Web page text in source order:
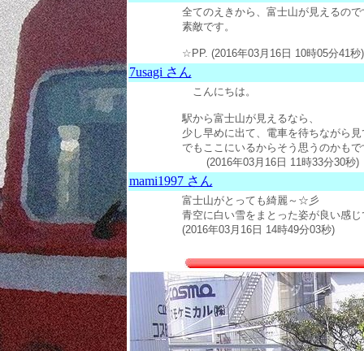
全てのえきから、富士山が見えるので
素敵です。
☆PP. (2016年03月16日 10時05分41秒)
7usagi さん
こんにちは。
駅から富士山が見えるなら、
少し早めに出て、電車を待ちながら
でもここにいるからそう思うのかもで
(2016年03月16日 11時33分30秒)
mami1997 さん
富士山がとっても綺麗～☆彡
青空に白い雪をまとった姿が良い感じ
(2016年03月16日 14時49分03秒)